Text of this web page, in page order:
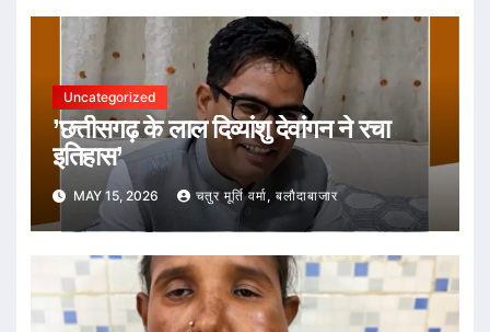
Uncategorized
’छत्तीसगढ़ के लाल दिव्यांशु देवांगन ने रचा
इतिहास’
MAY 15, 2026 चतुर मूर्ति वर्मा, बलौदाबाजार